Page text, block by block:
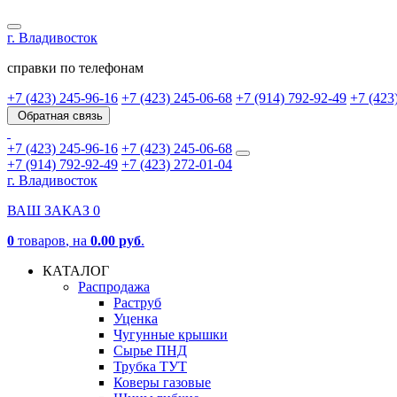
г. Владивосток
справки по телефонам
+7 (423) 245-96-16 +7 (423) 245-06-68 +7 (914) 792-92-49 +7
Обратная связь
+7 (423) 245-96-16 +7 (423) 245-06-68
+7 (914) 792-92-49 +7 (423) 272-01-04
г. Владивосток
ВАШ ЗАКАЗ 0
0 товаров, на 0.00 руб.
КАТАЛОГ
Распродажа
Раструб
Уценка
Чугунные крышки
Сырье ПНД
Трубка ТУТ
Коверы газовые